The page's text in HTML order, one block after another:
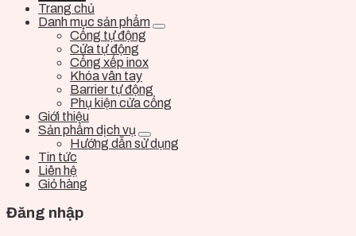
Trang chủ
Danh mục sản phẩm
Cổng tự động
Cửa tự động
Cổng xếp inox
Khóa vân tay
Barrier tự động
Phụ kiện cửa cổng
Giới thiệu
Sản phẩm dịch vụ
Hướng dẫn sử dụng
Tin tức
Liên hệ
Giỏ hàng
Đăng nhập